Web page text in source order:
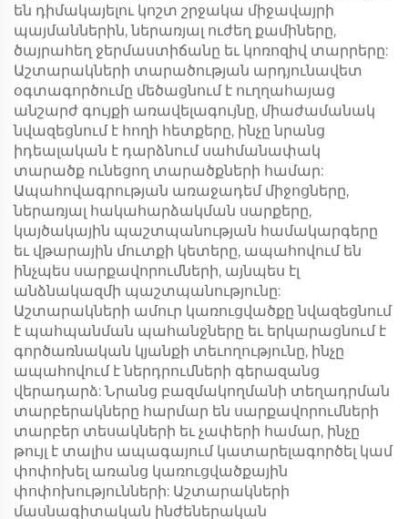
են դիմակայելու կոշտ շրջակա միջավայրի
պայմաններին, ներառյալ ուժեղ քամիները,
ծայրահեղ ջերմաստիճանը եւ կոռոզիվ տարրերը:
Աշտարակների տարածության արդյունավետ
օգտագործումը մեծացնում է ուղղահայաց
անշարժ գույքի առավելագույնը, միաժամանակ
նվազեցնում է հողի հետքերը, ինչը նրանց
իդեալական է դարձնում սահմանափակ
տարածք ունեցող տարածքների համար:
Ապահովագրության առաջադեմ միջոցները,
ներառյալ հակահարձակման սարքերը,
կայծակային պաշտպանության համակարգերը
եւ վթարային մուտքի կետերը, ապահովում են
ինչպես սարքավորումների, այնպես էլ
անձնակազմի պաշտպանությունը:
Աշտարակների ամուր կառուցվածքը նվազեցնում
է պահպանման պահանջները եւ երկարացնում է
գործառնական կյանքի տեւողությունը, ինչը
ապահովում է ներդրումների գերազանց
վերադարձ: Նրանց բազմակողմանի տեղադրման
տարբերակները հարմար են սարքավորումների
տարբեր տեսակների եւ չափերի համար, ինչը
թույլ է տալիս ապագայում կատարելագործել կամ
փոփոխել առանց կառուցվածքային
փոփոխությունների: Աշտարակների
մասնագիտական ինժեներական